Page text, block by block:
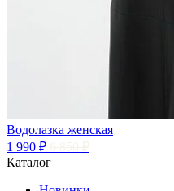
Водолазка женская
1 990 ₽
Каталог